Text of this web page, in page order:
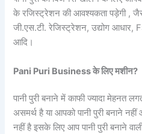
के रजिस्ट्रेशन की आवश्यकता पड़ेगी ,
जी.एस.टी. रेजिस्ट्रेशन, उद्योग
आदि।
Pani Puri Business के लिए मशीन?
पानी पुरी बनाने में काफी ज्यादा मेहनत
असमर्थ है या आपको पानी पुरी बनाने
नहीं है इसके लिए आप पानी पुरी बनाने